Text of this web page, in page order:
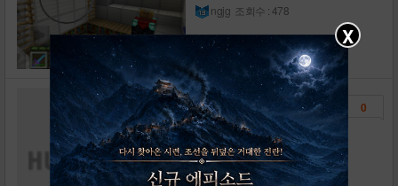
ngjg 조회수 : 478
다른사람에게 사진을 올리
니깐 엄청 부러워하네요.
마크신0502 조회수 : 227
0
X